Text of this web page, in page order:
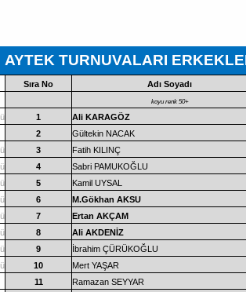
AYTEK TURNUVALARI
Sıra No
Adı Soyadı
koyu renk 50+
ü 1
Ali KARAGÖZ
2
Gültekin NACAK
ü 3
Fatih KILINÇ
ü 4
Sabri PAMUKOĞLU
ü 5
Kamil UYSAL
ü 6
M.Gökhan AKSU
ü 7
Ertan AKÇAM
ü 8
Ali AKDENİZ
ü 9
İbrahim ÇÜRÜKOĞLU
ü 10
Mert YAŞAR
11
Ramazan SEYYAR